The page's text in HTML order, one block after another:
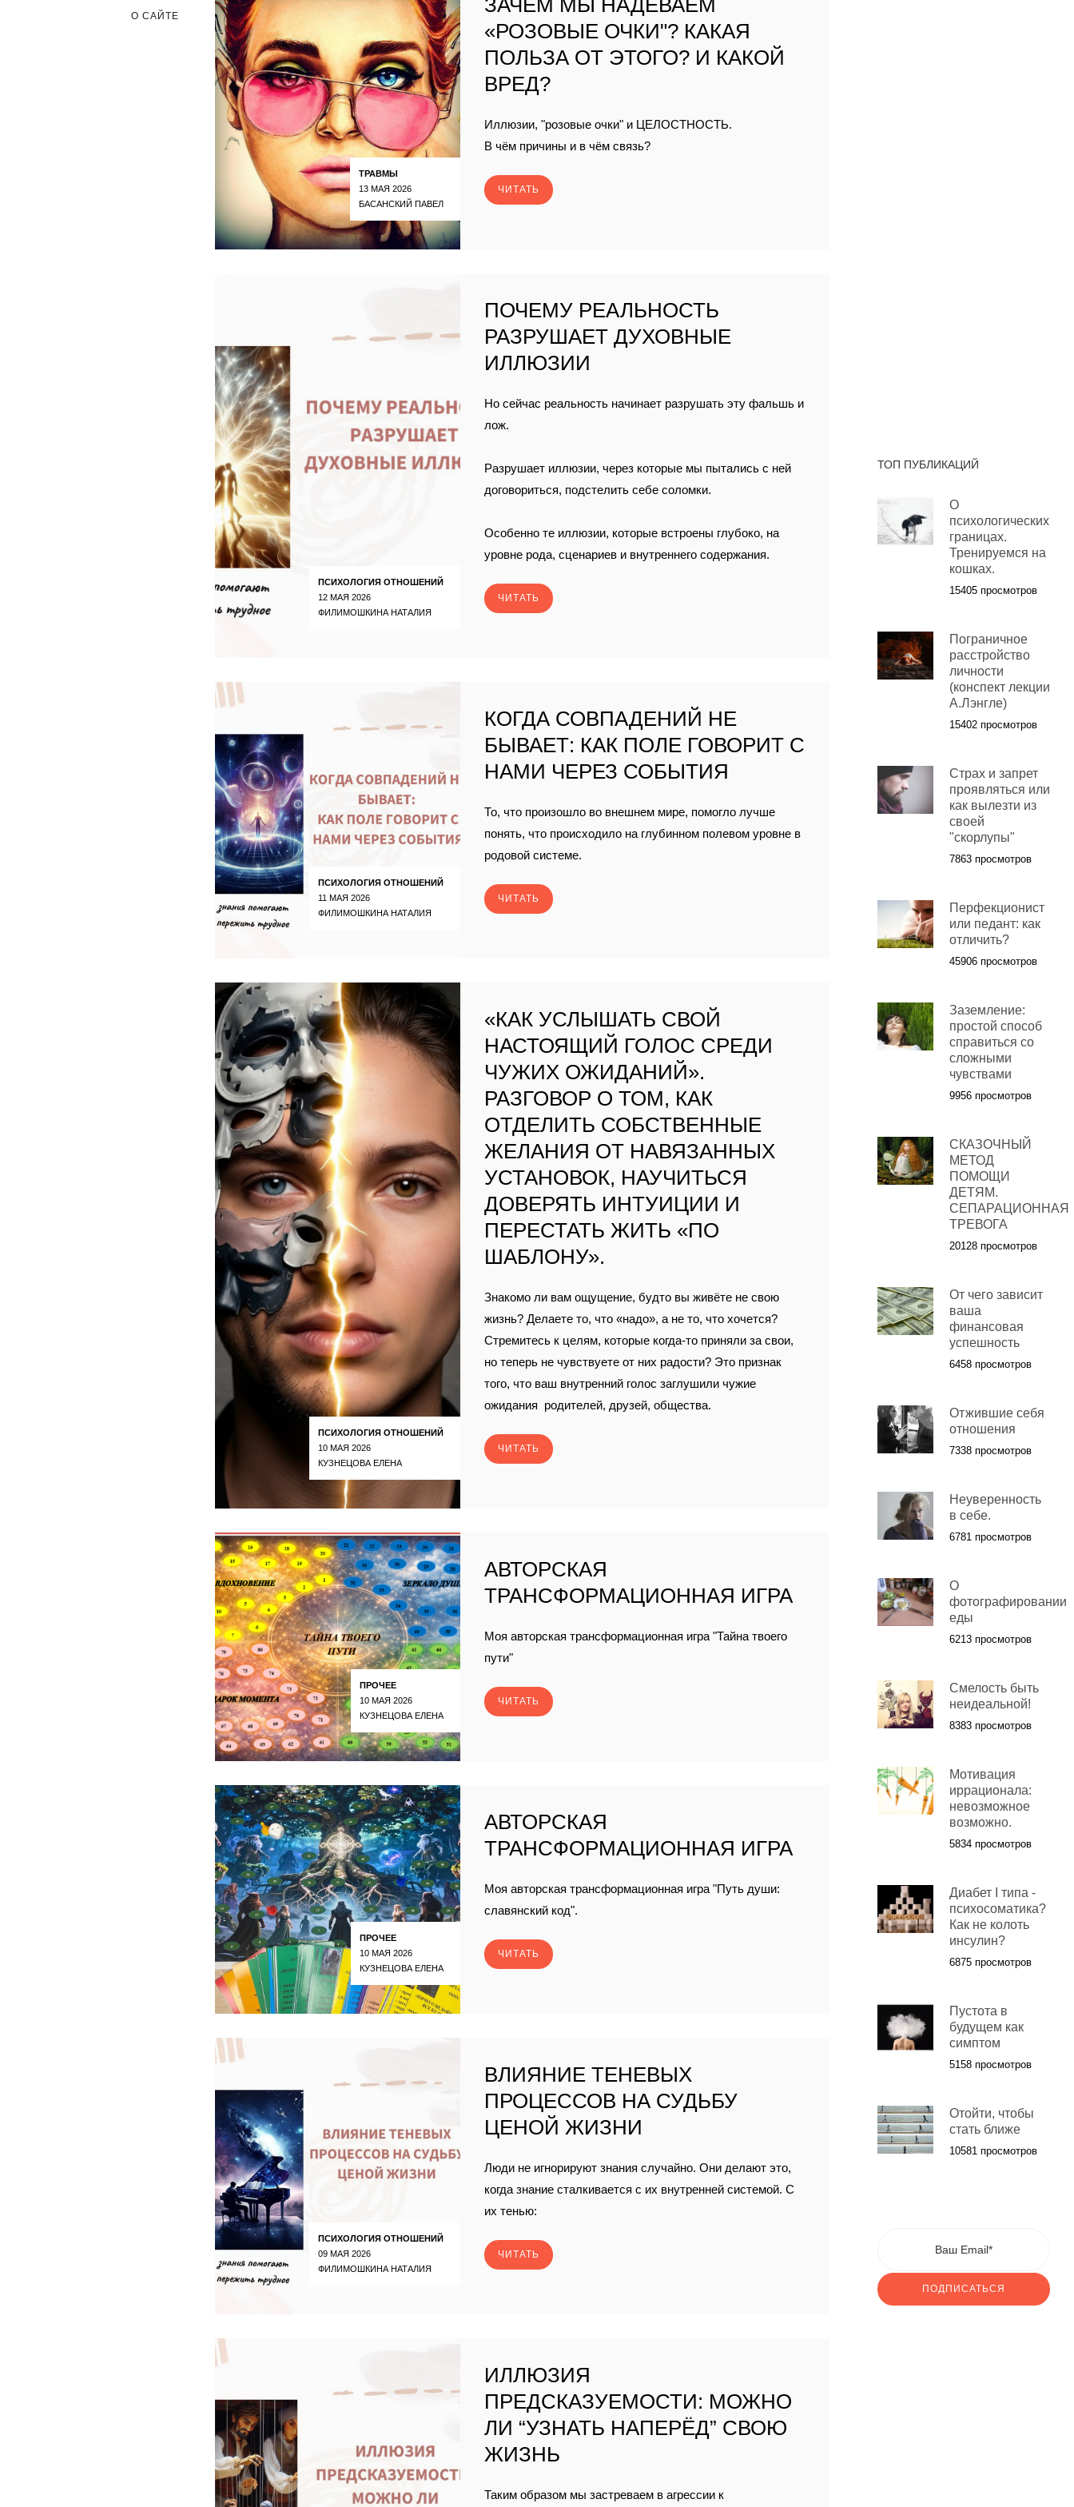
О САЙТЕ
ТРАВМЫ
13 МАЯ 2026
БАСАНСКИЙ ПАВЕЛ
ЗАЧЕМ МЫ НАДЕВАЕМ
«РОЗОВЫЕ ОЧКИ"? КАКАЯ
ПОЛЬЗА ОТ ЭТОГО? И КАКОЙ
ВРЕД?
Иллюзии, "розовые очки" и ЦЕЛОСТНОСТЬ.
В чём причины и в чём связь?
ЧИТАТЬ
ПСИХОЛОГИЯ ОТНОШЕНИЙ
12 МАЯ 2026
ФИЛИМОШКИНА НАТАЛИЯ
ПОЧЕМУ РЕАЛЬНОСТЬ
РАЗРУШАЕТ ДУХОВНЫЕ
ИЛЛЮЗИИ
Но сейчас реальность начинает разрушать эту фальшь и
лож.
Разрушает иллюзии, через которые мы пытались с ней
договориться, подстелить себе соломки.
Особенно те иллюзии, которые встроены глубоко, на
уровне рода, сценариев и внутреннего содержания.
ЧИТАТЬ
ПСИХОЛОГИЯ ОТНОШЕНИЙ
11 МАЯ 2026
ФИЛИМОШКИНА НАТАЛИЯ
КОГДА СОВПАДЕНИЙ НЕ
БЫВАЕТ: КАК ПОЛЕ ГОВОРИТ С
НАМИ ЧЕРЕЗ СОБЫТИЯ
То, что произошло во внешнем мире, помогло лучше
понять, что происходило на глубинном полевом уровне в
родовой системе.
ЧИТАТЬ
ПСИХОЛОГИЯ ОТНОШЕНИЙ
10 МАЯ 2026
КУЗНЕЦОВА ЕЛЕНА
«КАК УСЛЫШАТЬ СВОЙ
НАСТОЯЩИЙ ГОЛОС СРЕДИ
ЧУЖИХ ОЖИДАНИЙ».
РАЗГОВОР О ТОМ, КАК
ОТДЕЛИТЬ СОБСТВЕННЫЕ
ЖЕЛАНИЯ ОТ НАВЯЗАННЫХ
УСТАНОВОК, НАУЧИТЬСЯ
ДОВЕРЯТЬ ИНТУИЦИИ И
ПЕРЕСТАТЬ ЖИТЬ «ПО
ШАБЛОНУ».
Знакомо ли вам ощущение, будто вы живёте не свою
жизнь? Делаете то, что «надо», а не то, что хочется?
Стремитесь к целям, которые когда‑то приняли за свои,
но теперь не чувствуете от них радости? Это признак
того, что ваш внутренний голос заглушили чужие
ожидания родителей, друзей, общества.
ЧИТАТЬ
ПРОЧЕЕ
10 МАЯ 2026
КУЗНЕЦОВА ЕЛЕНА
АВТОРСКАЯ
ТРАНСФОРМАЦИОННАЯ ИГРА
Моя авторская трансформационная игра "Тайна твоего
пути"
ЧИТАТЬ
ПРОЧЕЕ
10 МАЯ 2026
КУЗНЕЦОВА ЕЛЕНА
АВТОРСКАЯ
ТРАНСФОРМАЦИОННАЯ ИГРА
Моя авторская трансформационная игра "Путь души:
славянский код".
ЧИТАТЬ
ПСИХОЛОГИЯ ОТНОШЕНИЙ
09 МАЯ 2026
ФИЛИМОШКИНА НАТАЛИЯ
ВЛИЯНИЕ ТЕНЕВЫХ
ПРОЦЕССОВ НА СУДЬБУ
ЦЕНОЙ ЖИЗНИ
Люди не игнорируют знания случайно. Они делают это,
когда знание сталкивается с их внутренней системой. С
их тенью:
ЧИТАТЬ
ИЛЛЮЗИЯ
ПРЕДСКАЗУЕМОСТИ: МОЖНО
ЛИ “УЗНАТЬ НАПЕРЁД” СВОЮ
ЖИЗНЬ
Таким образом мы застреваем в агрессии к
ТОП ПУБЛИКАЦИЙ
О
психологических
границах.
Тренируемся на
кошках.
15405 просмотров
Пограничное
расстройство
личности
(конспект лекции
А.Лэнгле)
15402 просмотров
Страх и запрет
проявляться или
как вылезти из
своей
"скорлупы"
7863 просмотров
Перфекционист
или педант: как
отличить?
45906 просмотров
Заземление:
простой способ
справиться со
сложными
чувствами
9956 просмотров
СКАЗОЧНЫЙ
МЕТОД
ПОМОЩИ
ДЕТЯМ.
СЕПАРАЦИОННАЯ
ТРЕВОГА
20128 просмотров
От чего зависит
ваша
финансовая
успешность
6458 просмотров
Отжившие себя
отношения
7338 просмотров
Неуверенность
в себе.
6781 просмотров
О
фотографировании
еды
6213 просмотров
Смелость быть
неидеальной!
8383 просмотров
Мотивация
иррационала:
невозможное
возможно.
5834 просмотров
Диабет І типа -
психосоматика?
Как не колоть
инсулин?
6875 просмотров
Пустота в
будущем как
симптом
5158 просмотров
Отойти, чтобы
стать ближе
10581 просмотров
ПОДПИСАТЬСЯ